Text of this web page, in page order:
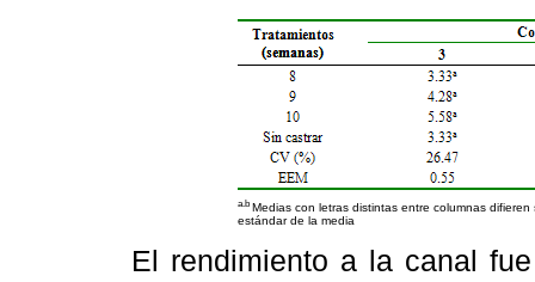
a.b Medias con letras distintas entre columnas
estándar de la media
El rendimiento a la canal